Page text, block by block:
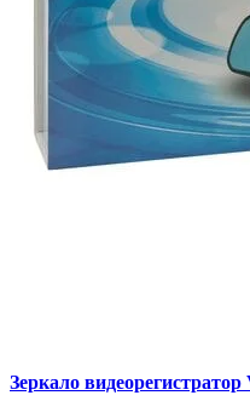
Зеркало